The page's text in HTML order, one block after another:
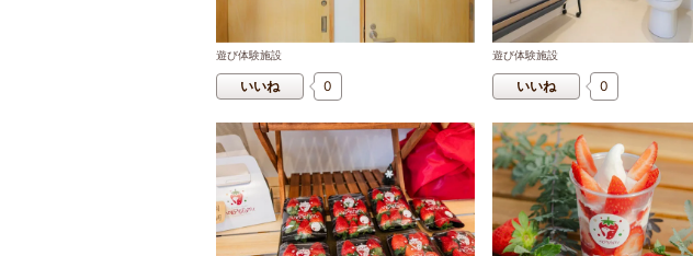
遊び体験施設
いいね 0
遊び体験施設
いいね 0